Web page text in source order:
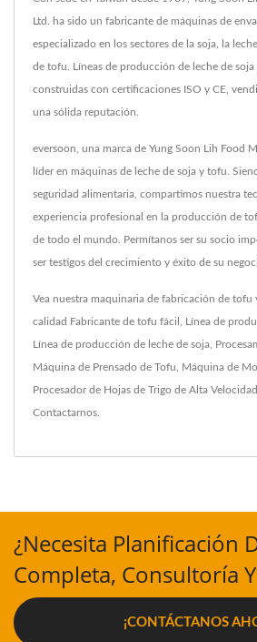
Ltd. ha sido un fabricante de máquinas de
especializado en los sectores de la soja, la
de tofu. Líneas de producción de leche de
construidas con certificaciones ISO y CE,
una sólida reputación.
eversoon, una marca de Yung Soon Lih Food
líder en máquinas de leche de soja y tofu.
seguridad alimentaria, compartimos nuestra
experiencia profesional en la producción de
de todo el mundo. Permítanos ser su socio
ser testigos del crecimiento y éxito de su
Vea nuestra maquinaria de fabricación de tofu
calidad Fabricante de tofu fácil Línea de
Línea de producción de leche de soja
Máquina de Prensado de Tofu Máquina de
Procesador de Hojas de Trigo de Alta Velocidad
Contactarnos
¿Necesita Planificación
Completa, Consultoría
¡CONTÁCTANOS